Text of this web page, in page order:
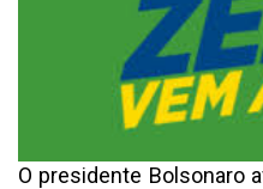
O presidente Bolsonaro